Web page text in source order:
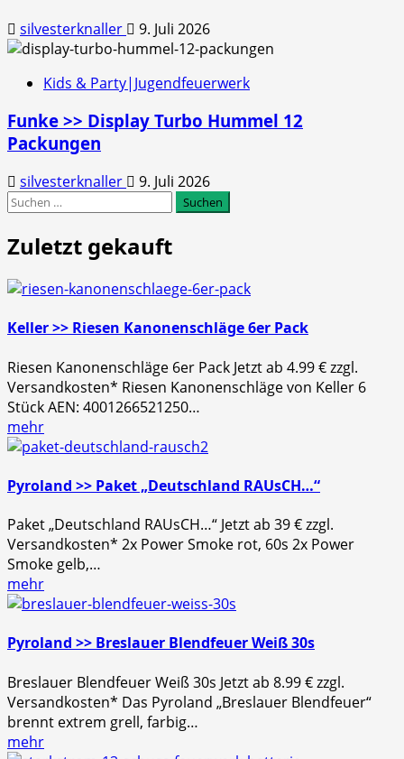
silvesterknaller 9. Juli 2026
Kids & Party|Jugendfeuerwerk
Funke >> Display Turbo Hummel 12
Packungen
silvesterknaller
9. Juli 2026
Suchen
Zuletzt gekauft
Keller >> Riesen Kanonenschläge 6er Pack
Riesen Kanonenschläge 6er Pack Jetzt ab 4.99 € zzgl.
Versandkosten* Riesen Kanonenschläge von Keller 6
Stück AEN: 4001266521250…
mehr
Pyroland >> Paket „Deutschland RAUsCH…“
Paket „Deutschland RAUsCH…“ Jetzt ab 39 € zzgl.
Versandkosten* 2x Power Smoke rot, 60s 2x Power
Smoke gelb,…
mehr
Pyroland >> Breslauer Blendfeuer Weiß 30s
Breslauer Blendfeuer Weiß 30s Jetzt ab 8.99 € zzgl.
Versandkosten* Das Pyroland „Breslauer Blendfeuer“
brennt extrem grell, farbig…
mehr